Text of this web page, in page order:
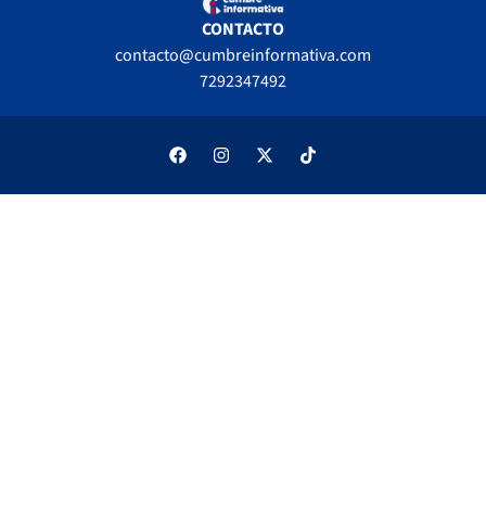
CONTACTO
contacto@cumbreinformativa.com
7292347492